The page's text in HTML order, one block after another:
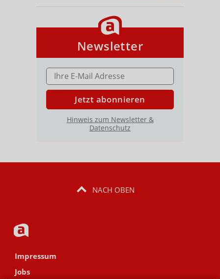
Newsletter
E-MAIL ADRESSE
Jetzt abonnieren
Hinweis zum Newsletter &
Datenschutz
NACH OBEN
Impressum
Jobs